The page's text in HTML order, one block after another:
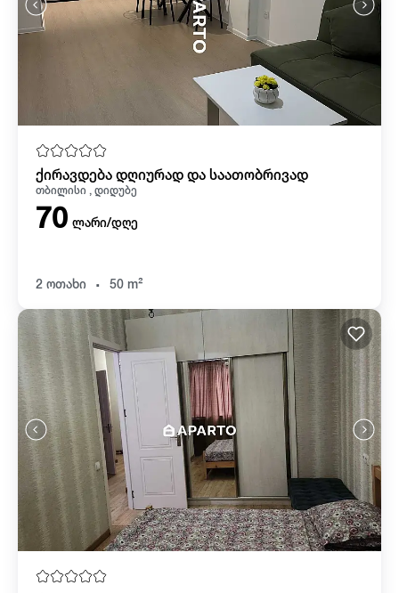
ქირავდება დღიურად და საათობრივად
თბილისი , დიდუბე
70 ლარი/დღე
2 ოთახი . 50 m²